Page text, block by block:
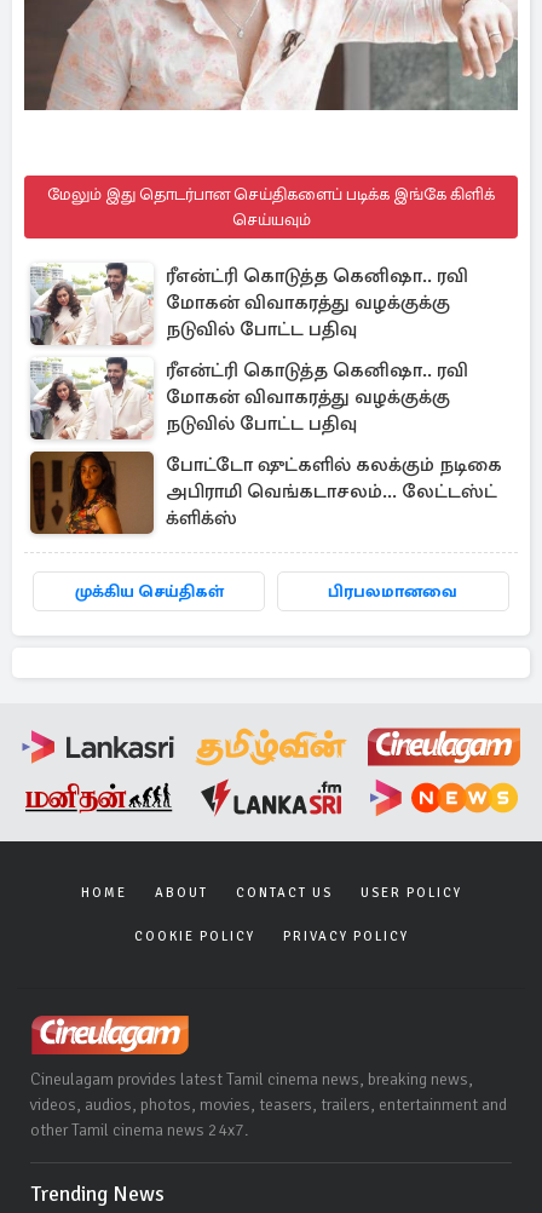
மேலும் இது தொடர்பான செய்திகளைப் படிக்க இங்கே கிளிக்
செய்யவும்
ரீஎன்ட்ரி கொடுத்த கெனிஷா.. ரவி
மோகன் விவாகரத்து வழக்குக்கு
நடுவில் போட்ட பதிவு
ரீஎன்ட்ரி கொடுத்த கெனிஷா.. ரவி
மோகன் விவாகரத்து வழக்குக்கு
நடுவில் போட்ட பதிவு
போட்டோ ஷுட்களில் கலக்கும் நடிகை
அபிராமி வெங்கடாசலம்... லேட்டஸ்ட்
க்ளிக்ஸ்
முக்கிய செய்திகள் பிரபலமானவை
HOME ABOUT CONTACT US USER POLICY
COOKIE POLICY PRIVACY POLICY
Cineulagam provides latest Tamil cinema news, breaking news,
videos, audios, photos, movies, teasers, trailers, entertainment and
other Tamil cinema news 24x7.
Trending News